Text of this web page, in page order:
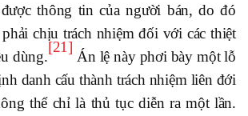
thông tin của người bán, do đó
chịu trách nhiệm đối với các thiệt
dùng.
[21]
Án lệ này phơi bày một lỗ
danh cấu thành trách nhiệm liên đới
thể chỉ là thủ tục diễn ra một lần.